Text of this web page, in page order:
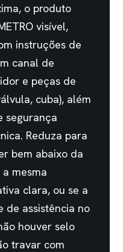
o produto
visível,
instruções de
canal de
e peças de
cuba), além
segurança
Reduza para
bem abaixo da
mesma
clara, ou se a
de assistência no
houver selo
travar com